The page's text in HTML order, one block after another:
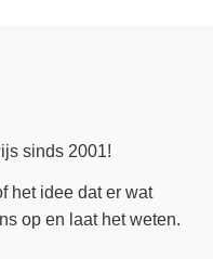
sinds 2001!
het idee dat er wat
op en laat het weten.